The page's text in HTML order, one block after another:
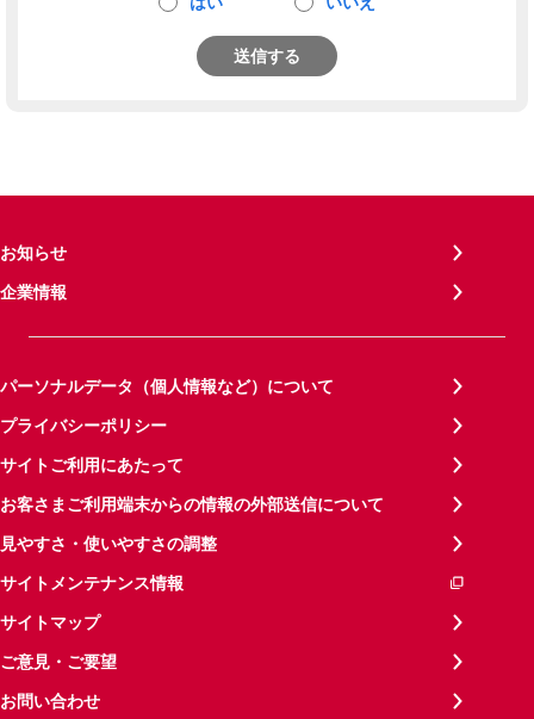
送信する
お知らせ
企業情報
パーソナルデータ（個人情報など）について
プライバシーポリシー
サイトご利用にあたって
お客さまご利用端末からの情報の外部送信について
見やすさ・使いやすさの調整
サイトメンテナンス情報
サイトマップ
ご意見・ご要望
お問い合わせ